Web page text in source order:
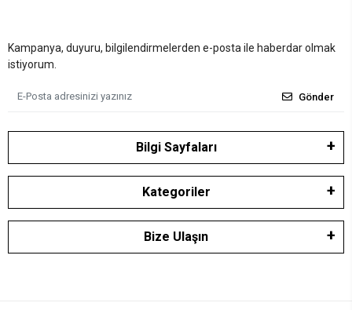
Kampanya, duyuru, bilgilendirmelerden e-posta ile haberdar olmak
istiyorum.
Gönder
Bilgi Sayfaları
Kategoriler
Bize Ulaşın